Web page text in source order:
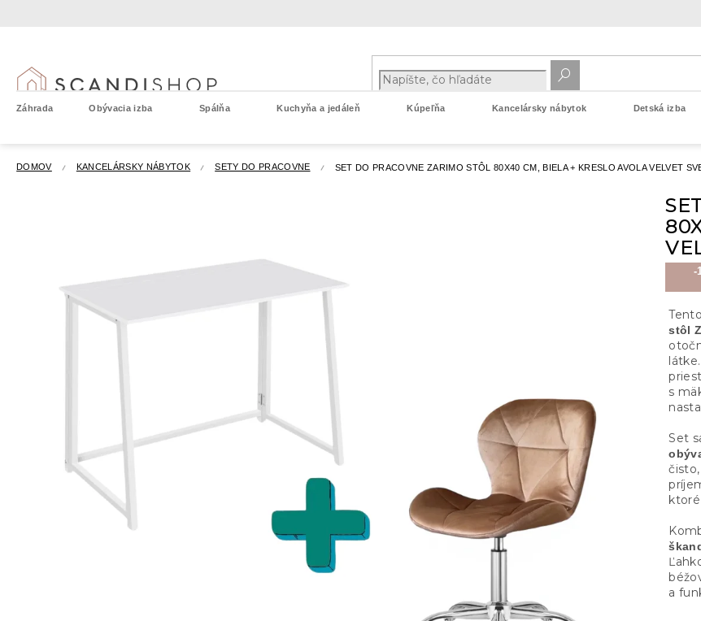
Záhrada Obývacia izba Spálňa Kuchyňa a jedáleň Kúpeľňa Kancelársky nábytok Detská izba
DOMOV KANCELÁRSKY NÁBYTOK SETY DO PRACOVNE SET DO PRACOVNE ZARIMO STÔL 80X40 CM, BIELA + KRESLO AVOLA VELVET
-
stôl
s
Set
a